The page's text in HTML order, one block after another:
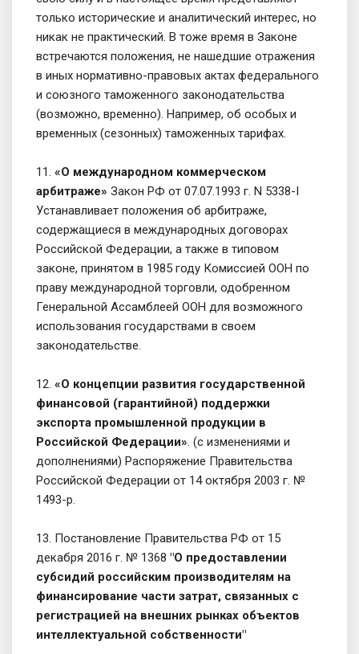
только исторические и аналитический интерес, но
никак не практический. В тоже время в Законе
встречаются положения, не нашедшие отражения
в иных нормативно-правовых актах федерального
и союзного таможенного законодательства
(возможно, временно). Например, об особых и
временных (сезонных) таможенных тарифах.
11. «О международном коммерческом
арбитраже» Закон РФ от 07.07.1993 г. N 5338-I
Устанавливает положения об арбитраже,
содержащиеся в международных договорах
Российской Федерации, а также в типовом
законе, принятом в 1985 году Комиссией ООН по
праву международной торговли, одобренном
Генеральной Ассамблеей ООН для возможного
использования государствами в своем
законодательстве.
12. «О концепции развития государственной
финансовой (гарантийной) поддержки
экспорта промышленной продукции в
Российской Федерации». (с изменениями и
дополнениями) Распоряжение Правительства
Российской Федерации от 14 октября 2003 г. №
1493-р.
13. Постановление Правительства РФ от 15
декабря 2016 г. № 1368 "О предоставлении
субсидий российским производителям на
финансирование части затрат, связанных с
регистрацией на внешних рынках объектов
интеллектуальной собственности"